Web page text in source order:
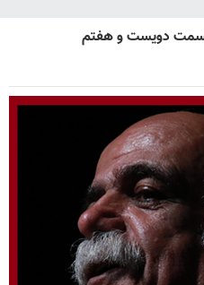
قسمت دویست و هفتم